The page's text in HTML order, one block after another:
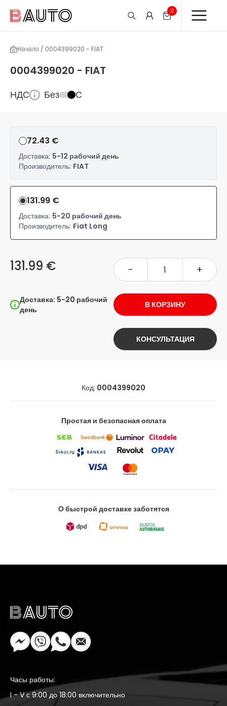
0
Начало / 0004399020 - FIAT
0004399020 - FIAT
НДС Без С
72.43 €
Доставка: 5-12 рабочий день
Производитель: FIAT
131.99 €
Доставка: 5-20 рабочий день
Производитель: Fiat Long
131.99 € - +
Доставка: 5-20 рабочий
день
В КОРЗИНУ
КОНСУЛЬТАЦИЯ
Код: 0004399020
Простая и безопасная оплата
О быстрой доставке заботятся
Часы работы:
I - V с 9:00 до 18:00 включительно